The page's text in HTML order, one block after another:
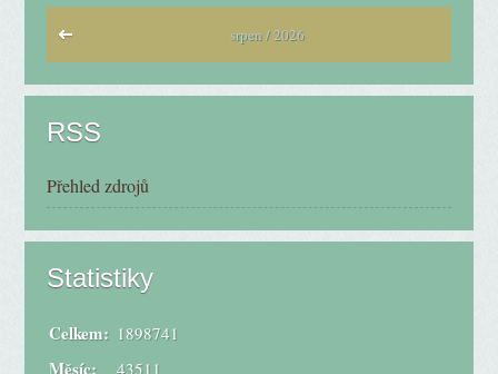
srpen / 2026
RSS
Přehled zdrojů
Statistiky
Celkem: 1898741
Měsíc: 43511